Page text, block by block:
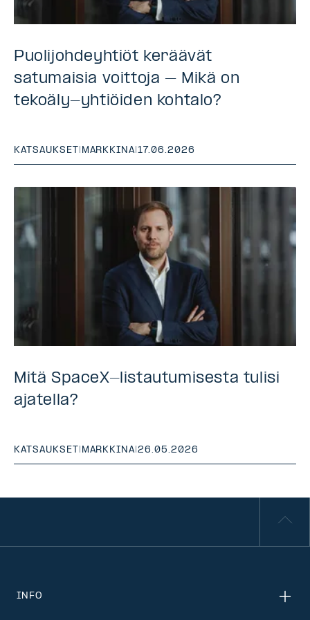
Puolijohdeyhtiöt keräävät
satumaisia voittoja – Mikä on
tekoäly-yhtiöiden kohtalo?
KATSAUKSET | MARKKINA|17.06.2026
Mitä SpaceX-listautumisesta tulisi
ajatella?
KATSAUKSET MARKKINA |26.05.2026
INFO